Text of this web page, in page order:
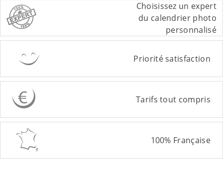
Choisissez un expert
du calendrier photo
personnalisé
Priorité satisfaction
Tarifs tout compris
100% Française